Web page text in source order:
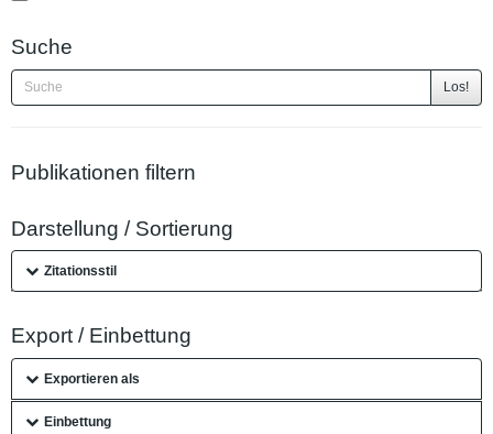
Suche
Los!
Publikationen filtern
Darstellung / Sortierung
Zitationsstil
Export / Einbettung
Exportieren als
Einbettung